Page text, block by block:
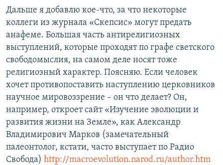
Дальше я добавлю кое-что, за что некоторые
коллеги из журнала «Скепсис» могут предать
анафеме. Большая часть антирелигиозных
выступлений, которые проходят по графе светского
свободомыслия, на самом деле носят тоже
религиозный характер. Поясняю. Если человек
хочет противопоставить наступлению церковников
научное мировоззрение – он что делает? Он,
например, откроет сайт «Изучение эволюции и
развития жизни на Земле», как Александр
Владимирович Марков (замечательный
палеонтолог, кстати, часто выступает по Радио
Свобода) http://macroevolution.narod.ru/author.htm